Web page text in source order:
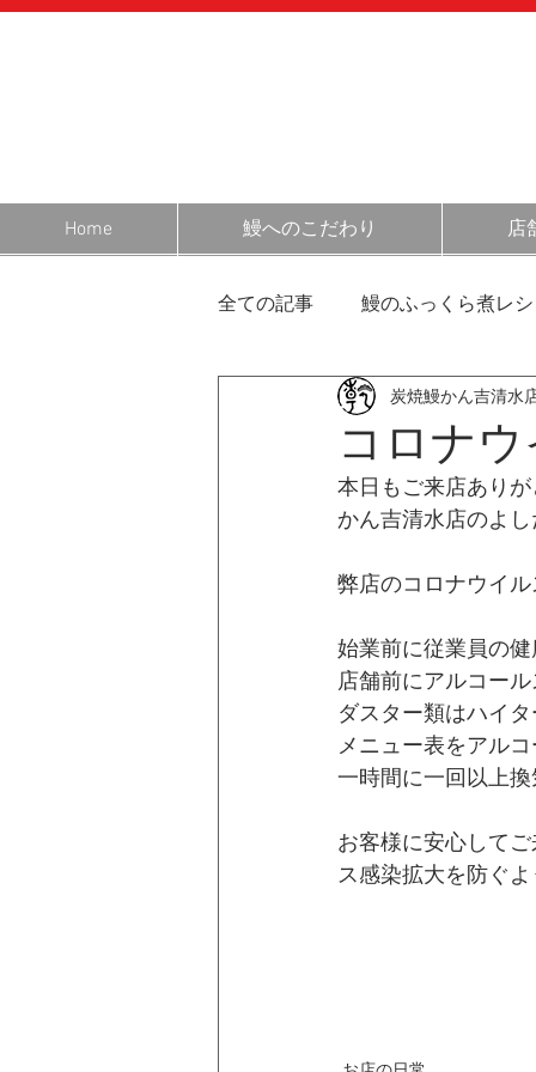
Home 鰻へのこだわり 店
全ての記事 鰻のふっくら煮レ
営業日のお知らせ 静岡・
お客様の声
コロナ
炭焼鰻かん吉清水
本日もご来店あり
かん吉清水店のよ
弊店のコロナウイ
始業前に従業員の
店舗前にアルコー
ダスター類はハイ
メニュー表をアル
一時間に一回以上
お客様に安心して
ス感染拡大を防ぐ